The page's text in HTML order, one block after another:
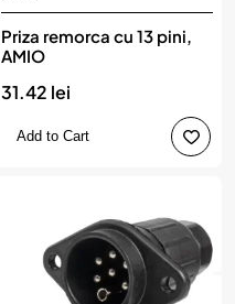
Priza remorca cu 13 pini,
AMIO
31.42 lei
Add to Cart